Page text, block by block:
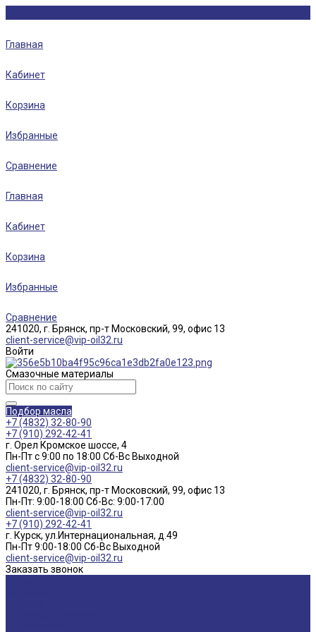
Главная
Кабинет
Корзина
Избранные
Сравнение
Главная
Кабинет
Корзина
Избранные
Сравнение
241020, г. Брянск, пр-т Московский, 99, офис 13
client-service@vip-oil32.ru
Войти
Смазочные материалы
Подбор масла
+7 (4832) 32-80-90
+7 (910) 292-42-41
г. Орел Кромское шоссе, 4
Пн-Пт с 9:00 по 18:00 Cб-Вс Выходной
client-service@vip-oil32.ru
+7 (4832) 32-80-90
241020, г. Брянск, пр-т Московский, 99, офис 13
Пн-Пт: 9:00-18:00 Cб-Вс: 9:00-17:00
client-service@vip-oil32.ru
+7 (910) 292-42-41
г. Курск, ул.Интернациональная, д.49
Пн-Пт 9:00-18:00 Cб-Вс Выходной
client-service@vip-oil32.ru
Заказать звонок